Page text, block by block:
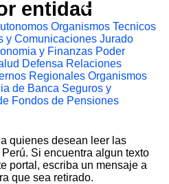
entidad
Organismos Tecnicos
y Comunicaciones Jurado
y Finanzas Poder
Defensa Relaciones
Regionales Organismos
de Banca Seguros y
Fondos de Pensiones
quienes desean leer las
Si encuentra algun texto
portal, escriba un mensaje a
que sea retirado.